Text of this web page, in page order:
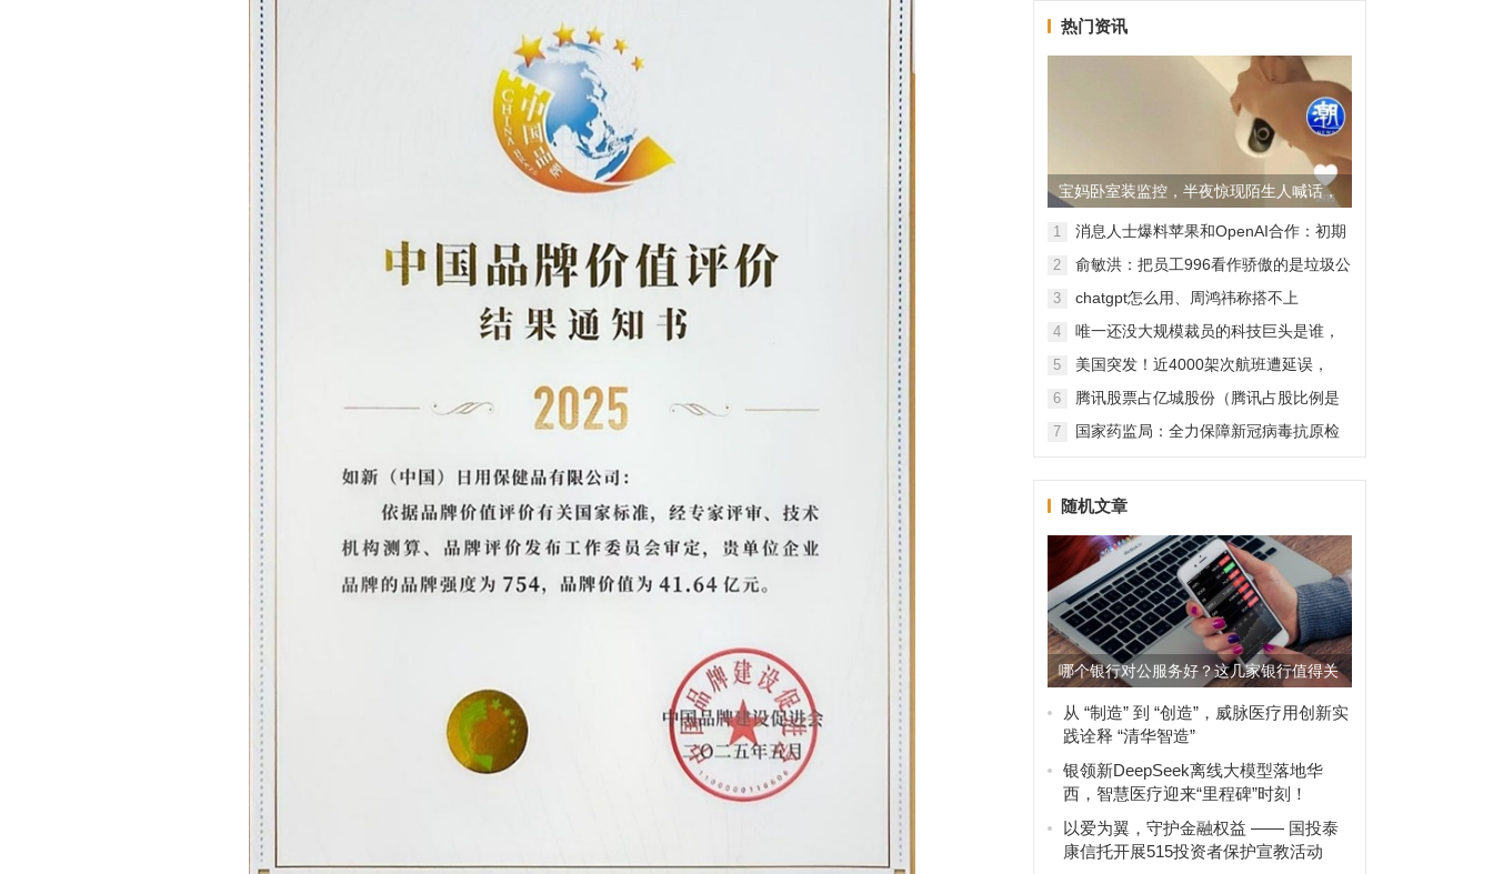
热门资讯
宝妈卧室装监控，半夜惊现陌生人喊话，
警方已介入调查
1
消息人士爆料苹果和OpenAI合作：初期
无现金交易、未来探索分成佣金
2
俞敏洪：把员工996看作骄傲的是垃圾公
司，建议24节气都放假
3
chatgpt怎么用、周鸿祎称搭不上
ChatGPT企业会被淘汰
4
唯一还没大规模裁员的科技巨头是谁，
苹果还能扛多久？
5
美国突发！近4000架次航班遭延误，
2000架次航班被取消
6
腾讯股票占亿城股份（腾讯占股比例是
怎样的？）
7
国家药监局：全力保障新冠病毒抗原检
随机文章
哪个银行对公服务好？这几家银行值得关
注
从 “制造” 到 “创造”，威脉医疗用创新实
践诠释 “清华智造”
银领新DeepSeek离线大模型落地华
西，智慧医疗迎来“里程碑”时刻！
以爱为翼，守护金融权益 —— 国投泰
康信托开展515投资者保护宣教活动